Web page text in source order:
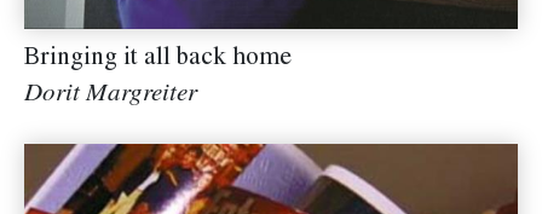
Bringing it all back home
Dorit Margreiter